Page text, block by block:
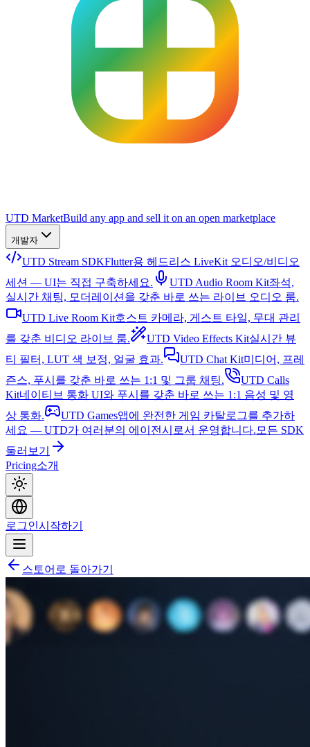
UTD MarketBuild any app and sell it on an open marketplace
개발자
UTD Stream SDKFlutter용 헤드리스 LiveKit 오디오/비디오
세션 — UI는 직접 구축하세요.
UTD Audio Room Kit좌석,
실시간 채팅, 모더레이션을 갖춘 바로 쓰는 라이브 오디오 룸.
UTD Live Room Kit호스트 카메라, 게스트 타일, 무대 관리
를 갖춘 비디오 라이브 룸.
UTD Video Effects Kit실시간 뷰
티 필터, LUT 색 보정, 얼굴 효과.
UTD Chat Kit미디어, 프레
즌스, 푸시를 갖춘 바로 쓰는 1:1 및 그룹 채팅.
UTD Calls
Kit네이티브 통화 UI와 푸시를 갖춘 바로 쓰는 1:1 음성 및 영
상 통화.
UTD Games앱에 완전한 게임 카탈로그를 추가하
세요 — UTD가 여러분의 에이전시로서 운영합니다. 모든 SDK
둘러보기
Pricing소개
로그인시작하기
스토어로 돌아가기